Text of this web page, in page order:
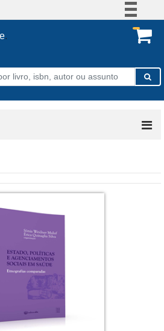
Participe
Acesso à informação
Legislação
.